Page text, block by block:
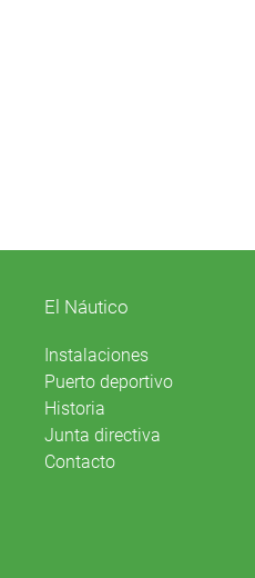
El Náutico
Instalaciones
Puerto deportivo
Historia
Junta directiva
Contacto